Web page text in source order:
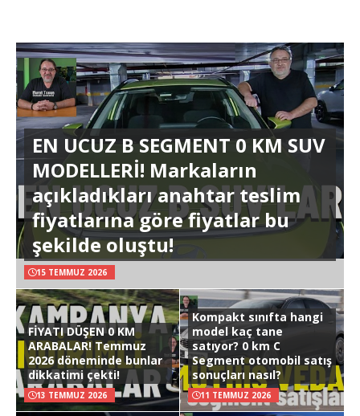
EN UCUZ B SEGMENT 0 KM SUV
MODELLERİ! Markaların
açıkladıkları anahtar teslim
fiyatlarına göre fiyatlar bu
şekilde oluştu!
15 TEMMUZ 2026
FİYATI DÜŞEN 0 KM
ARABALAR! Temmuz
2026 döneminde bunlar
dikkatimi çekti!
13 TEMMUZ 2026
Kompakt sınıfta hangi
model kaç tane
satıyor? 0 km C
Segment otomobil satış
sonuçları nasıl?
11 TEMMUZ 2026